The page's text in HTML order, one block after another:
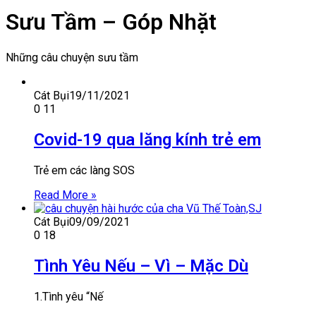
Sưu Tầm – Góp Nhặt
Những câu chuyện sưu tầm
Cát Bụi19/11/2021
0 11
Covid-19 qua lăng kính trẻ em
Trẻ em các làng SOS
Read More »
Cát Bụi09/09/2021
0 18
Tình Yêu Nếu – Vì – Mặc Dù
1.Tình yêu “Nế